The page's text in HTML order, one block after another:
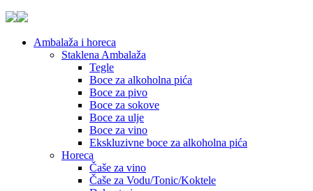
Ambalaža i horeca
Staklena Ambalaža
Tegle
Boce za alkoholna pića
Boce za pivo
Boce za sokove
Boce za ulje
Boce za vino
Ekskluzivne boce za alkoholna pića
Horeca
Čaše za vino
Čaše za Vodu/Tonic/Koktele